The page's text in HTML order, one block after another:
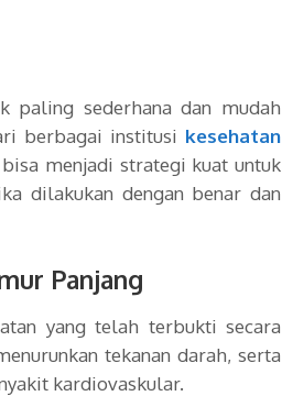
paling sederhana dan mudah
berbagai institusi kesehatan
menjadi strategi kuat untuk
dilakukan dengan benar dan
Panjang
yang telah terbukti secara
tekanan darah, serta
kardiovaskular.